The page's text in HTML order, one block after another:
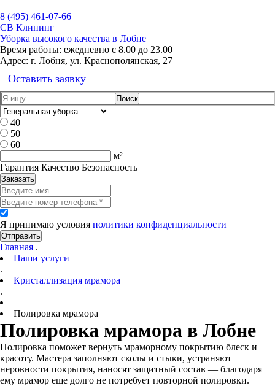
8 (495) 461-07-66
СВ Клининг
Уборка высокого качества в Лобне
Время работы: ежедневно с 8.00 до 23.00
Адрес: г. Лобня, ул. Краснополянская, 27
Оставить заявку
40
50
60
м²
Гарантия Качество Безопасность
Заказать
Я принимаю условия политики конфиденциальности
Отправить
Главная .
Наши услуги
.
Кристаллизация мрамора
.
Полировка мрамора
Полировка мрамора в Лобне
Полировка поможет вернуть мраморному покрытию блеск и
красоту. Мастера заполняют сколы и стыки, устраняют
неровности покрытия, наносят защитный состав — благодаря
ему мрамор еще долго не потребует повторной полировки.